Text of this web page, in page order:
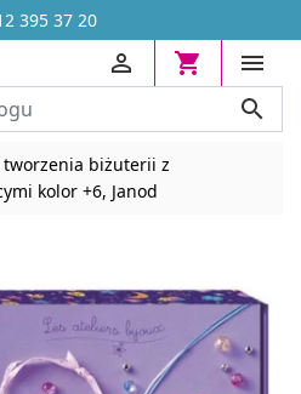
395 37 20
OD 13,70 ZŁ




biżuterii z
kolor +6, Janod